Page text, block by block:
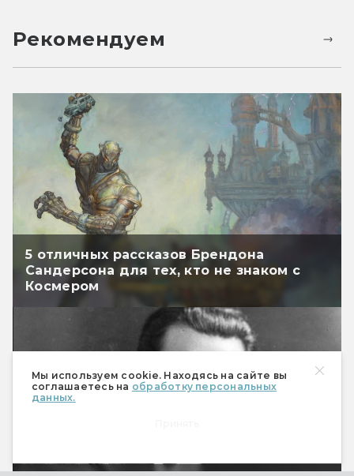
Мы используем cookie. Находясь на сайте вы
соглашаетесь на обработку персональных
данных.
Рекомендуем
5 отличных рассказов Брендона
Сандерсона для тех, кто не знаком с
Космером